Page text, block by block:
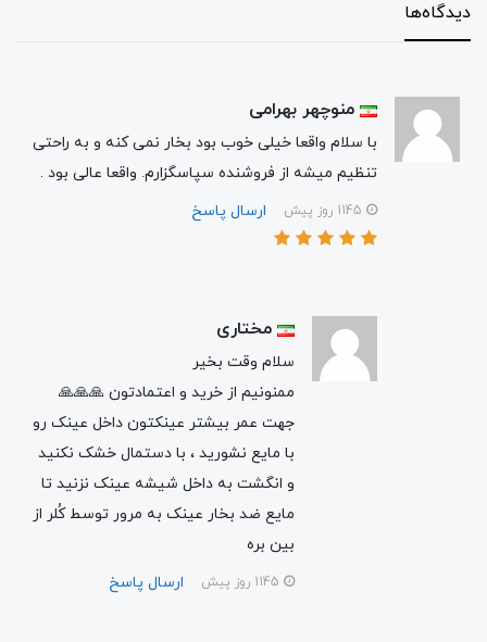
دیدگاه‌ها
منوچهر بهرامی
با سلام واقعا خیلی خوب بود بخار نمی کنه و به راحتی
تنظیم میشه از فروشنده سپاسگزارم. واقعا عالی بود .
ارسال پاسخ
مختاری
سلام وقت بخیر
ممنونیم از خرید و اعتمادتون 🙏🙏🙏
جهت عمر بیشتر عینکتون داخل عینک رو
با مایع نشورید ، با دستمال خشک نکنید
و انگشت به داخل شیشه عینک نزنید تا
مایع ضد بخار عینک به مرور توسط کُلر از
بین بره
ارسال پاسخ